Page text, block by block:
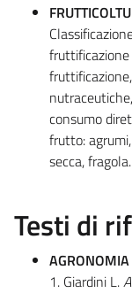
fruttificazione
consumo
frutto:
secca,
Testi di
1. Giardini L.